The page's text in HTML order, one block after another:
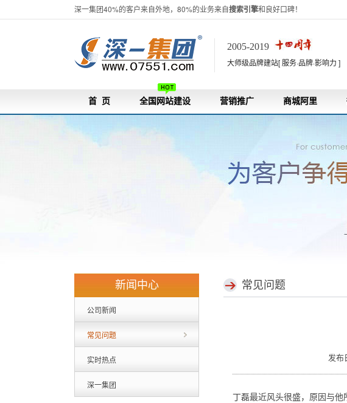
深一集团40%的客户来自外地，80%的业务来自搜索引擎和良好口碑！
2005-2019
大师级品牌建站[ 服务·品牌·影响力 ]
首 页 全国网站建设 营销推广 商城阿里
新闻中心
公司新闻
常见问题
实时热点
深一集团
常见问题
发
丁磊最近风头很盛，原因与他